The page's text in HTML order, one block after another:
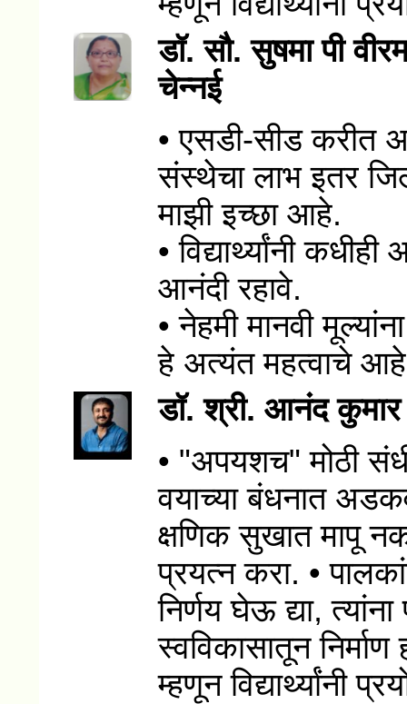
डॉ. सौ. सुषमा पी
चेन्नई
• एसडी-सीड करीत
संस्थेचा लाभ इतर
माझी इच्छा आहे.
• विद्यार्थ्यांनी
आनंदी रहावे.
• नेहमी मानवी
हे अत्यंत महत्वाचे
डॉ. श्री. आनंद
• "अपयशच" मोठी
वयाच्या बंधनात
क्षणिक सुखात मापू
प्रयत्न करा. •
निर्णय घेऊ द्या, त्यांना
स्वविकासातून
म्हणून विद्यार्थ्यांनी